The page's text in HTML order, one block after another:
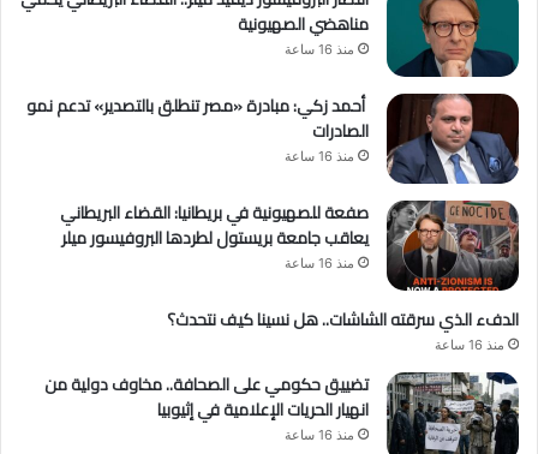
مناهضي الصهيونية
منذ 16 ساعة
أحمد زكي: مبادرة «مصر تنطلق بالتصدير» تدعم نمو
الصادرات
منذ 16 ساعة
صفعة للصهيونية في بريطانيا: القضاء البريطاني
يعاقب جامعة بريستول لطردها البروفيسور ميلر
منذ 16 ساعة
الدفء الذي سرقته الشاشات.. هل نسينا كيف نتحدث؟
منذ 16 ساعة
تضييق حكومي على الصحافة.. مخاوف دولية من
انهيار الحريات الإعلامية في إثيوبيا
منذ 16 ساعة